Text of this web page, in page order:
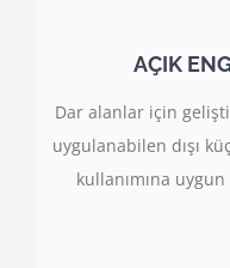
AÇIK
Dar alanlar için
uygulanabilen dışı
kullanımına